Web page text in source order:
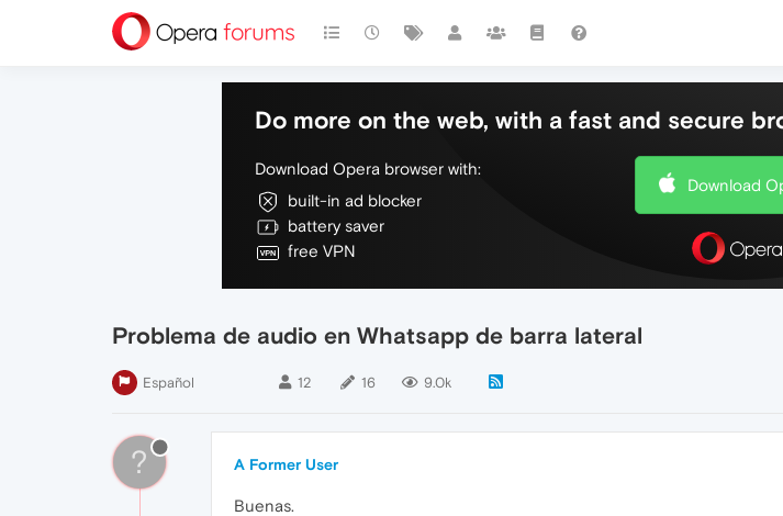
Do more on the web, with a fast and secure
Download Opera browser with:
built-in ad blocker
battery saver
free VPN
Download
Problema de audio en Whatsapp de barra lateral
Español 12 16 9.0k
? A Former User
Buenas.